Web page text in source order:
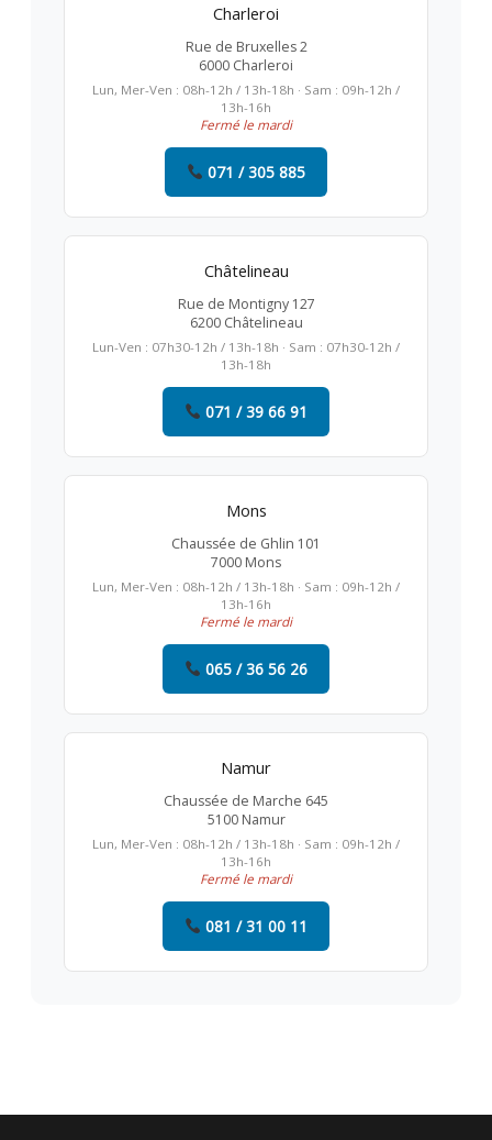
Charleroi
Rue de Bruxelles 2
6000 Charleroi
Lun, Mer-Ven : 08h-12h / 13h-18h · Sam : 09h-12h /
13h-16h
Fermé le mardi
071 / 305 885
Châtelineau
Rue de Montigny 127
6200 Châtelineau
Lun-Ven : 07h30-12h / 13h-18h · Sam : 07h30-12h /
13h-18h
071 / 39 66 91
Mons
Chaussée de Ghlin 101
7000 Mons
Lun, Mer-Ven : 08h-12h / 13h-18h · Sam : 09h-12h /
13h-16h
Fermé le mardi
065 / 36 56 26
Namur
Chaussée de Marche 645
5100 Namur
Lun, Mer-Ven : 08h-12h / 13h-18h · Sam : 09h-12h /
13h-16h
Fermé le mardi
081 / 31 00 11